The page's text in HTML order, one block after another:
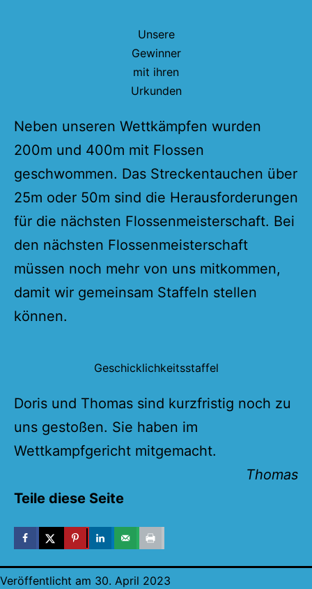
Unsere
Gewinner
mit ihren
Urkunden
Neben unseren Wettkämpfen wurden
200m und 400m mit Flossen
geschwommen. Das Streckentauchen über
25m oder 50m sind die Herausforderungen
für die nächsten Flossenmeisterschaft. Bei
den nächsten Flossenmeisterschaft
müssen noch mehr von uns mitkommen,
damit wir gemeinsam Staffeln stellen
können.
Geschicklichkeitsstaffel
Doris und Thomas sind kurzfristig noch zu
uns gestoßen. Sie haben im
Wettkampfgericht mitgemacht.
Thomas
Teile diese Seite
Veröffentlicht am 30. April 2023